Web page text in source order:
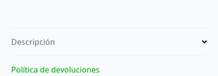
Descripción
Política de devoluciones